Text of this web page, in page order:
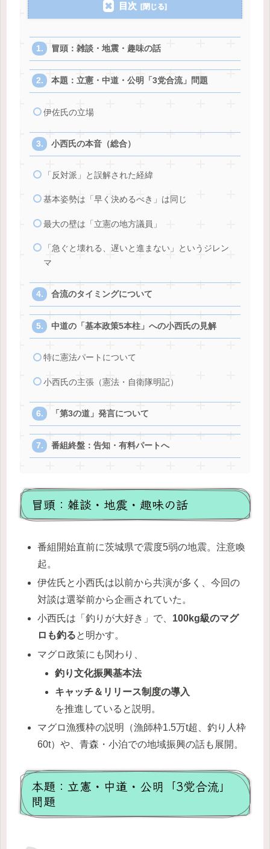
目次
冒頭：雑談・地震・趣味の話
本題：立憲・中道・公明「3党合流」問題
伊佐氏の立場
小西氏の本音（総合）
「反対派」と誤解された経緯
基本姿勢は「早く決めるべき」は同じ
最大の壁は「立憲の地方議員」
「急ぐと壊れる、遅いと進まない」というジレン
マ
合流のタイミングについて
中道の「基本政策5本柱」への小西氏の見解
特に憲法パートについて
小西氏の主張（憲法・自衛隊明記）
「第3の道」発言について
番組終盤：告知・有料パートへ
冒頭：雑談・地震・趣味の話
番組開始直前に茨城県で震度5弱の地震。注意喚
起。
伊佐氏と小西氏は以前から共演が多く、今回の
対談は選挙前から企画されていた。
小西氏は「釣りが大好き」で、 100kg級のマグ
ロも釣ると明かす。
マグロ政策にも関わり、
釣り文化振興基本法
キャッチ＆リリース制度の導入
を推進していると説明。
マグロ漁獲枠の説明（漁師枠1.5万t超、釣り人枠
60t）や、青森・小泊での地域振興の話も展開。
本題：立憲・中道・公明「3党合流」
問題